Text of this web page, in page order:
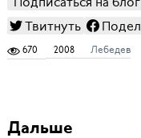
Твитнуть
670 2008 Лебедев
Дальше